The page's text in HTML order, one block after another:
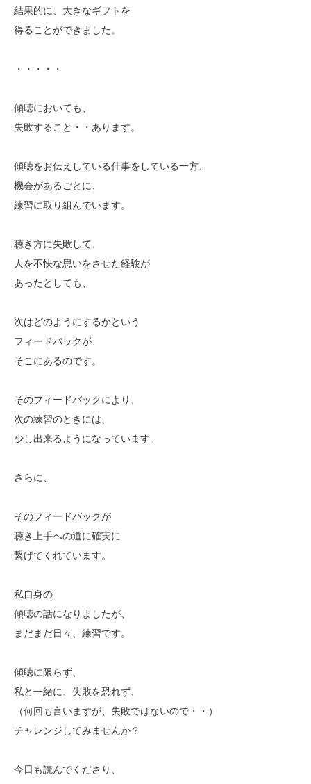
結果的に、大きなギフトを
得ることができました。
・・・・・
傾聴においても、
失敗すること・・あります。
傾聴をお伝えしている仕事をしている一方、
機会があるごとに、
練習に取り組んでいます。
聴き方に失敗して、
人を不快な思いをさせた経験が
あったとしても、
次はどのようにするかという
フィードバックが
そこにあるのです。
そのフィードバックにより、
次の練習のときには、
少し出来るようになっています。
さらに、
そのフィードバックが
聴き上手への道に確実に
繋げてくれています。
私自身の
傾聴の話になりましたが、
まだまだ日々、練習です。
傾聴に限らず、
私と一緒に、失敗を恐れず、
（何回も言いますが、失敗ではないので・・）
チャレンジしてみませんか？
今日も読んでくださり、